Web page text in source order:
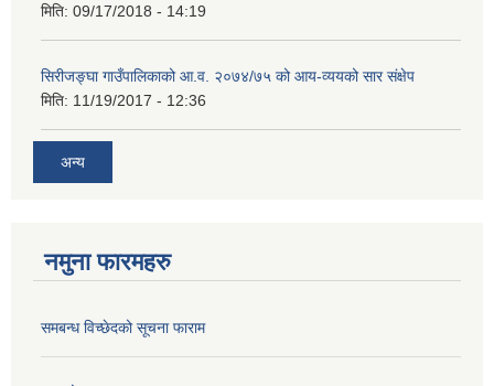
मिति: 09/17/2018 - 14:19
सिरीजङ्घा गाउँपालिकाको आ.व. २०७४/७५ को आय-व्ययको सार संक्षेप
मिति: 11/19/2017 - 12:36
अन्य
नमुना फारमहरु
समबन्ध विच्छेदको सूचना फाराम